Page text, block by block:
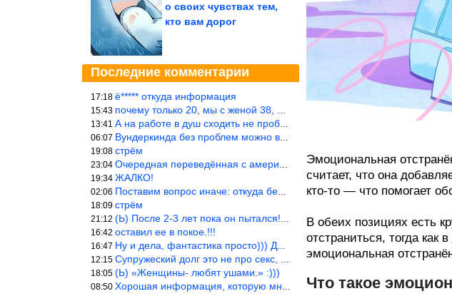
о своих чувствах тем,
кто вам дорог
Последние комментарии
17:18 ё***** откуда информация
15:43 почему только 20, мы с женой 38, называется ртутной свадьбой, гр
13:41 А на работе в душ сходить не пробовали?
06:07 Вундеркинда без проблем можно вырастить всего-то с максимально р
19:08 стрём
23:04 Очередная переведённая с американского статья. Не работает эта ф
19:34 ЖАЛКО!
02:06 Поставим вопрос иначе: откуда берётся столь зловредный феминизм?
18:09 стрём
21:12 (Ь) После 2-3 лет пока он пытался! :))) Учитывая, что кошки 10-1
16:42 оставил ее в покое.!!!
16:47 Ну и дела, фантастика просто))) Даже и добавить то нечего…
12:15 Супружеский долг это не про секс, это про Жизнь на Земле. Супруж
18:05 (Ь) «Женщины- любят ушами.» :)))
08:50 Хорошая информация, которую многим стоило бы взять на вооружение
Эмоциональная
считает, что она
кто‑то — что помогает
В обеих позициях есть
отстраниться, тогда как
эмоциональная
Что такое